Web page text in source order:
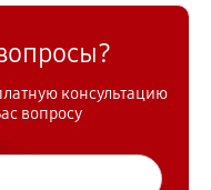
консультацию
вопросу